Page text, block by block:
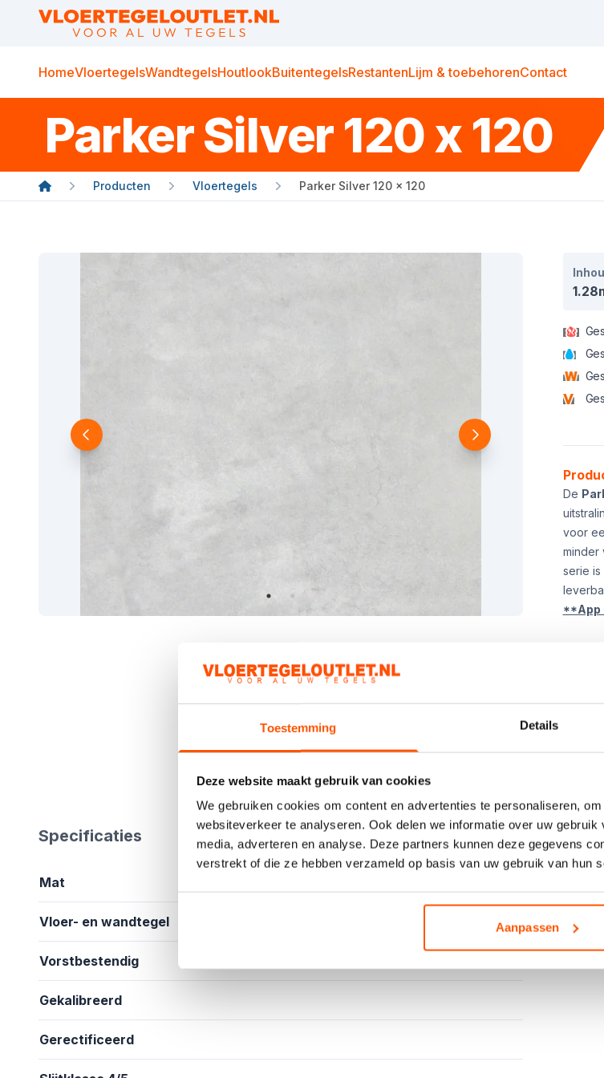
Toestemming Details
Deze website maakt gebruik van cookies
We gebruiken cookies om content en advertenties te personaliseren,
websiteverkeer te analyseren. Ook delen we informatie over uw
media, adverteren en analyse. Deze partners kunnen deze gegevens
verstrekt of die ze hebben verzameld op basis van uw gebruik van hun
Aanpassen
HomeVloertegelsWandtegelsHoutlookBuitentegelsRestantenLijm & toebehorenContact
Parker Silver 120 x 120
Producten Vloertegels Parker Silver 120 x 120
De
voor
minder
serie
**App
Specificaties
Mat
Vloer- en wandtegel
Vorstbestendig
Gekalibreerd
Gerectificeerd